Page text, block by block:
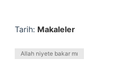
Tarih: Makaleler
Allah niyete bakar mı